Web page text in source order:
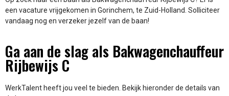
een vacature vrijgekomen in Gorinchem, te Zuid-Holland. Solliciteer
vandaag nog en verzeker jezelf van de baan!
Ga aan de slag als Bakwagenchauffeur
Rijbewijs C
WerkTalent heeft jou veel te bieden. Bekijk hieronder de details van